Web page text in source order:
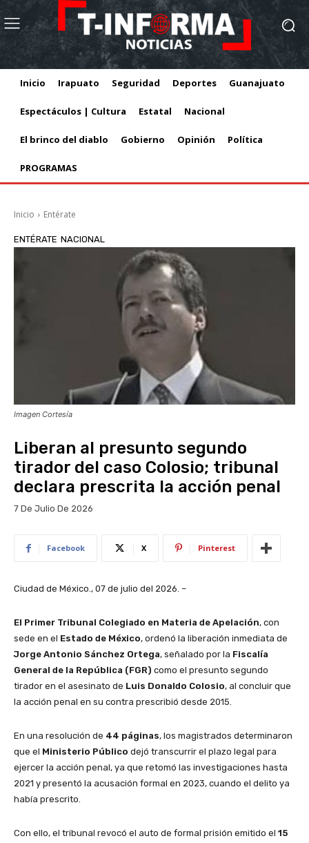
Inicio Irapuato Seguridad Deportes Guanajuato
Espectáculos | Cultura Estatal Nacional
El brinco del diablo Gobierno Opinión Política
PROGRAMAS
Inicio Entérate
ENTÉRATE NACIONAL
Imagen Cortesía
Liberan al presunto segundo
tirador del caso Colosio; tribunal
declara prescrita la acción penal
7 De Julio De 2026
Facebook X Pinterest
Ciudad de México., 07 de julio del 2026. –
El Primer Tribunal Colegiado en Materia de Apelación, con
sede en el Estado de México, ordenó la liberación inmediata de
Jorge Antonio Sánchez Ortega, señalado por la Fiscalía
General de la República (FGR) como el presunto segundo
tirador en el asesinato de Luis Donaldo Colosio, al concluir que
la acción penal en su contra prescribió desde 2015.
En una resolución de 44 páginas, los magistrados determinaron
que el Ministerio Público dejó transcurrir el plazo legal para
ejercer la acción penal, ya que retomó las investigaciones hasta
2021 y presentó la acusación formal en 2023, cuando el delito ya
había prescrito.
Con ello, el tribunal revocó el auto de formal prisión emitido el 15